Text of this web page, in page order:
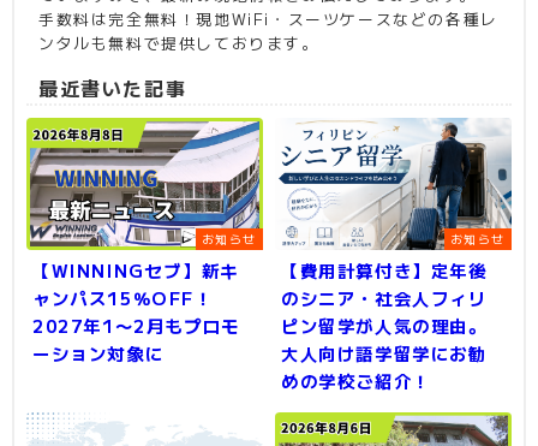
手数料は完全無料！現地WiFi・スーツケースなどの各種レ
ンタルも無料で提供しております。
最近書いた記事
お知らせ
【WINNINGセブ】新キ
ャンパス15％OFF！
2027年1〜2月もプロモ
ーション対象に
お知らせ
【費用計算付き】定年後
のシニア・社会人フィリ
ピン留学が人気の理由。
大人向け語学留学にお勧
めの学校ご紹介！